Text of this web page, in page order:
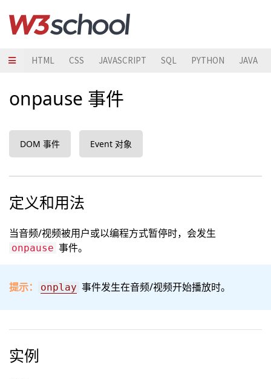
HTML CSS JAVASCRIPT SQL PYTHON JAVA
onpause 事件
DOM 事件 Event 对象
定义和用法
当音频/视频被用户或以编程方式暂停时，会发生
onpause 事件。
提示： onplay 事件发生在音频/视频开始播放时。
实例